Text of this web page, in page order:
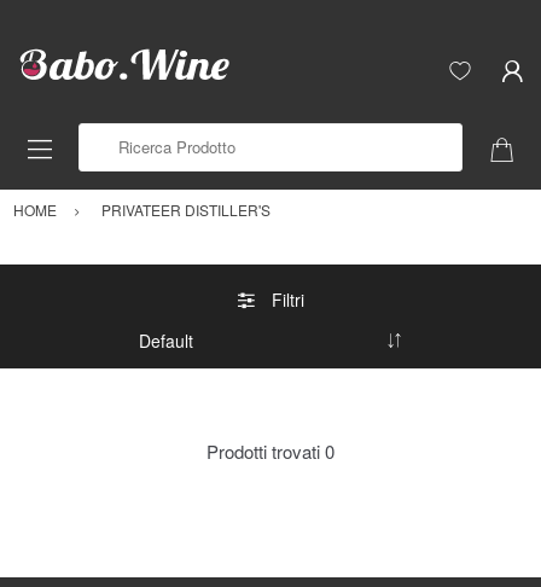
HOME PRIVATEER DISTILLER'S
Filtri
Prodotti trovati0